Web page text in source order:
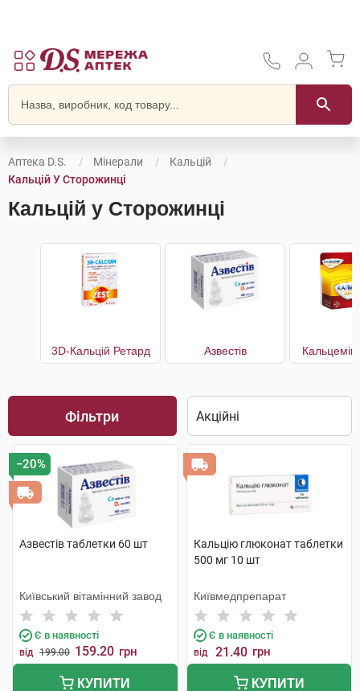
Аптека D.S. Мінерали
Кальцій
Кальцій У Сторожинці
Кальцій у Сторожинці
3D-Кальцій Ретард Азвестів
Фільтри
−20%
Азвестів таблетки 60 шт
Київський вітамінний завод
Є в наявності
від 199.00 159.20 грн
КУПИТИ
Кальцію глюконат таблетки
500 мг 10 шт
Київмедпрепарат
Є в наявності
від 21.40 грн
КУПИТИ